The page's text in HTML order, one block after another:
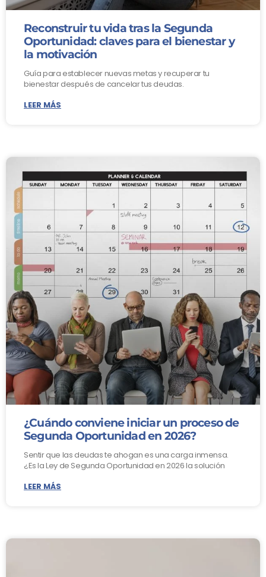
Reconstruir tu vida tras la Segunda
Oportunidad: claves para el bienestar y
la motivación
Guía para establecer nuevas metas y recuperar tu
bienestar después de cancelar tus deudas.
LEER MÁS
¿Cuándo conviene iniciar un proceso de
Segunda Oportunidad en 2026?
Sentir que las deudas te ahogan es una carga inmensa.
¿Es la Ley de Segunda Oportunidad en 2026 la solución
LEER MÁS